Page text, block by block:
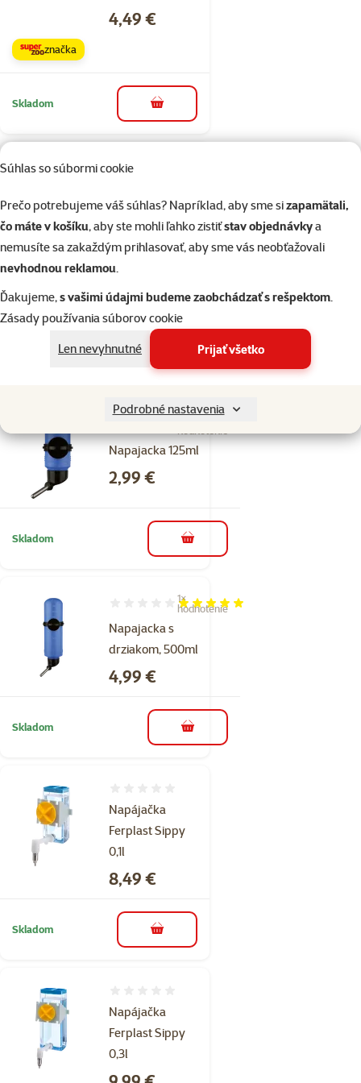
Súhlas so súbormi cookie
Prečo potrebujeme váš súhlas? Napríklad, aby sme sizapamätali,
čo máte v košíku, aby ste mohli ľahko zistiťstav objednávkya
nemusíte sa zakaždým prihlasovať, aby sme vás neobťažovali
nevhodnou reklamou.
Ďakujeme,s vašimi údajmi budeme zaobchádzať s rešpektom.
Zásady používania súborov cookie
Len nevyhnutné
Prijať všetko
Podrobné nastavenia
Cena
4,49 €
značka
Skladom do košíka
Napájačka s
držiakom plast
mix farieb 600ml
Hodnotenie 0%
Cena
5,29 €
značka
do košíka
Napajacka 125ml
Hodnotenie 100%, počet hodnotení: 1
Cena
2,99 €
Skladom do košíka
Napajacka s
drziakom, 500ml
Hodnotenie 100%, počet hodnotení: 1
1×
hodnotenie
Cena
4,99 €
Skladom do košíka
Napájačka
Ferplast Sippy
0,1l
Cena
8,49 €
Skladom do košíka
Napájačka
Ferplast Sippy
0,3l